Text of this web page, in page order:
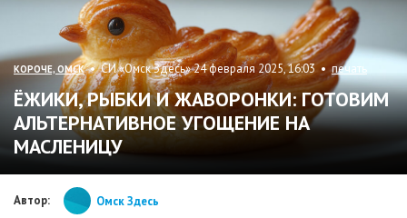
КОРОЧЕ, ОМСК• СИ «Омск Здесь» 24 февраля 2025, 16:03 •печать
ЁЖИКИ, РЫБКИ И ЖАВОРОНКИ: ГОТОВИМ
АЛЬТЕРНАТИВНОЕ УГОЩЕНИЕ НА
МАСЛЕНИЦУ
Автор: Омск Здесь